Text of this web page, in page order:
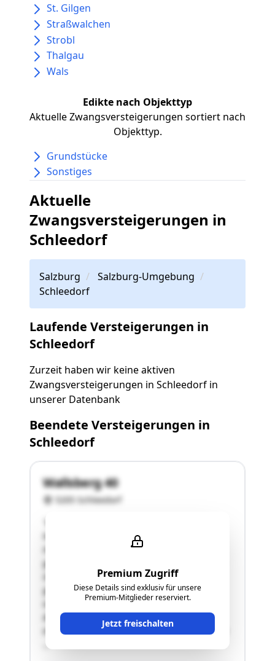
St. Gilgen
Straßwalchen
Strobl
Thalgau
Wals
Edikte nach Objekttyp
Aktuelle Zwangsversteigerungen sortiert nach
Objekttyp.
Grundstücke
Sonstiges
Aktuelle
Zwangsversteigerungen in
Schleedorf
Salzburg
Salzburg-Umgebung
Schleedorf
Laufende Versteigerungen in
Schleedorf
Zurzeit haben wir keine aktiven
Zwangsversteigerungen in Schleedorf in
unserer Datenbank
Beendete Versteigerungen in
Schleedorf
Premium Zugriff
Diese Details sind exklusiv für unsere
Premium-Mitglieder reserviert.
Jetzt freischalten
Wallsberg 40
5205 Schleedorf
handelt es sich um ein ideelles
Hälftemiteigentum an einem
generalsanierungsbedürftigen Wochenendhaus
in der Gemeinde Schleedorf, auf einem
grünlandgewidmeten Grundstück im Ausmaß
von 2.308 m² laut Grundbuchauszug. Eine
detaillierte Beschreibung des Bauwerkes
erscheint nach Ansicht der Sachverständigen ob
…"